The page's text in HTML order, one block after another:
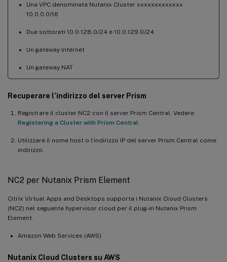
Microsoft.Network/virtualWans/delete
Microsoft.Network/privateEndpoints/
Microsoft.Network/privateEndpoints/
Microsoft.Storage/storageAccounts/
Microsoft.Storage/storageAccounts/
Microsoft.Storage/storageAccounts/
Una VPC denominata Nutanix Cluster xxxxxxxxxxxxx
10.0.0.0/16
Due sottoreti 10.0.128.0/24 e 10.0.129.0/24
Un gateway Internet
Un gateway NAT
Recuperare l’indirizzo del server Prism
Registrare il cluster NC2 con il server Prism Central. Vedere
Registering a Cluster with Prism Central
Utilizzare il nome host o l’indirizzo IP del server Prism Central come
indirizzo.
NC2 per Nutanix Prism Element
Citrix Virtual Apps and Desktops supporta i Nutanix Cloud Clusters
(NC2) nel seguente hypervisor cloud per il plug-in Nutanix Prism
Element.
Amazon Web Services (AWS)
Nutanix Cloud Clusters su AWS